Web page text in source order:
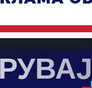
УВАЈ